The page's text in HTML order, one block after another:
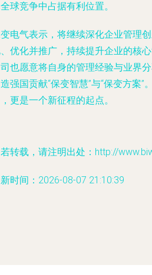
球竞争中占据有利位置。
电气表示，将继续深化企业管理
优化并推广，持续提升企业的核
也愿意将自身的管理经验与业界
强国贡献“保变智慧”与“保变方案
更是一个新征程的起点。
转载，请注明出处：http://
时间：2026-08-07 21:10:39